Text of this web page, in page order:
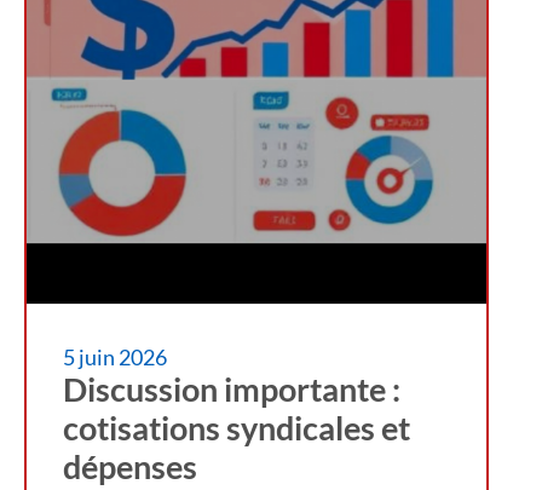
5 juin 2026
Discussion importante :
cotisations syndicales et
dépenses